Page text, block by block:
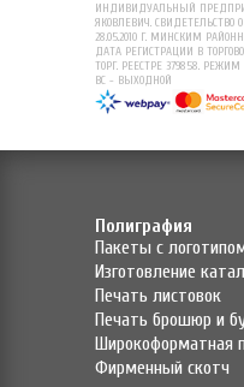
ИНДИВИДУАЛЬНЫЙ
ЯКОВЛЕВИЧ. СВИДЕТЕЛЬСТВО
28.05.2010 Г. МИНСКИМ
ДАТА РЕГИСТРАЦИИ В
ТОРГ. РЕЕСТРЕ 379858.
ВС - ВЫХОДНОЙ
Полиграфия
Пакеты с
Изготовление
Печать листовок
Печать брошюр и
Широкоформатная
Фирменный скотч